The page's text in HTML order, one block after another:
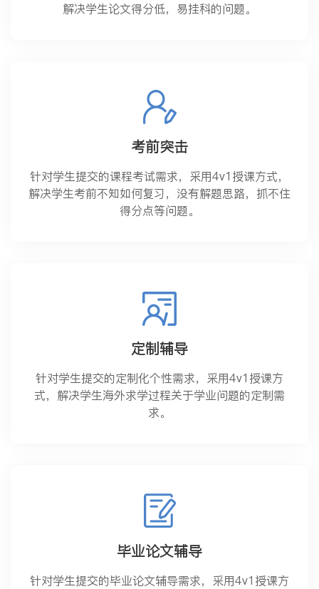
解决学生论文得分低，易挂科的问题。
考前突击
针对学生提交的课程考试需求，采用4v1授课方式，
解决学生考前不知如何复习，没有解题思路，抓不住
得分点等问题。
定制辅导
针对学生提交的定制化个性需求，采用4v1授课方
式，解决学生海外求学过程关于学业问题的定制需
求。
毕业论文辅导
针对学生提交的毕业论文辅导需求，采用4v1授课方